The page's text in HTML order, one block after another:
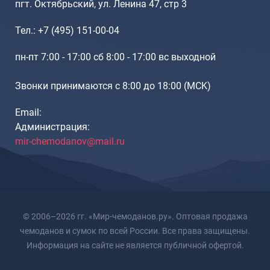
Рюкзаки детские
Рюкзаки туристические
Рюкзаки на колесах
Кейсы
Мешки для обуви
Пеналы для школы
пгт. Октябрьский, ул. Ленина 47, стр 3
Тел.: +7 (495) 151-00-04
пн-пт 7:00 - 17:00 сб 8:00 - 17:00 вс выходной
Звонки принимаются с 8:00 до 18:00 (МCK)
Email:
Администрация:
mir-chemodanov@mail.ru
© 2006–2026 гг. «Мир-чемоданов.ру». Оптовая продажа
чемоданов и сумок по всей России. Все права защищены.
Информация на сайте не является публичной офертой.